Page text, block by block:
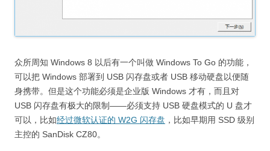
众所周知 Windows 8 以后有一个叫做 Windows To Go 的功能，
可以把 Windows 部署到 USB 闪存盘或者 USB 移动硬盘以便随
身携带。但是这个功能必须是企业版 Windows 才有，而且对
USB 闪存盘有极大的限制——必须支持 USB 硬盘模式的 U 盘才
可以，比如经过微软认证的 W2G 闪存盘 ，比如早期用 SSD 级别
主控的 SanDisk CZ80。